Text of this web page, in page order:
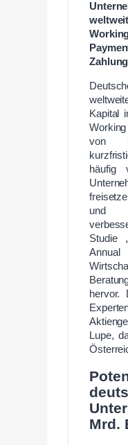
Kapital
von
häufig
und
Studie
hervor.
Lupe,
Mrd.